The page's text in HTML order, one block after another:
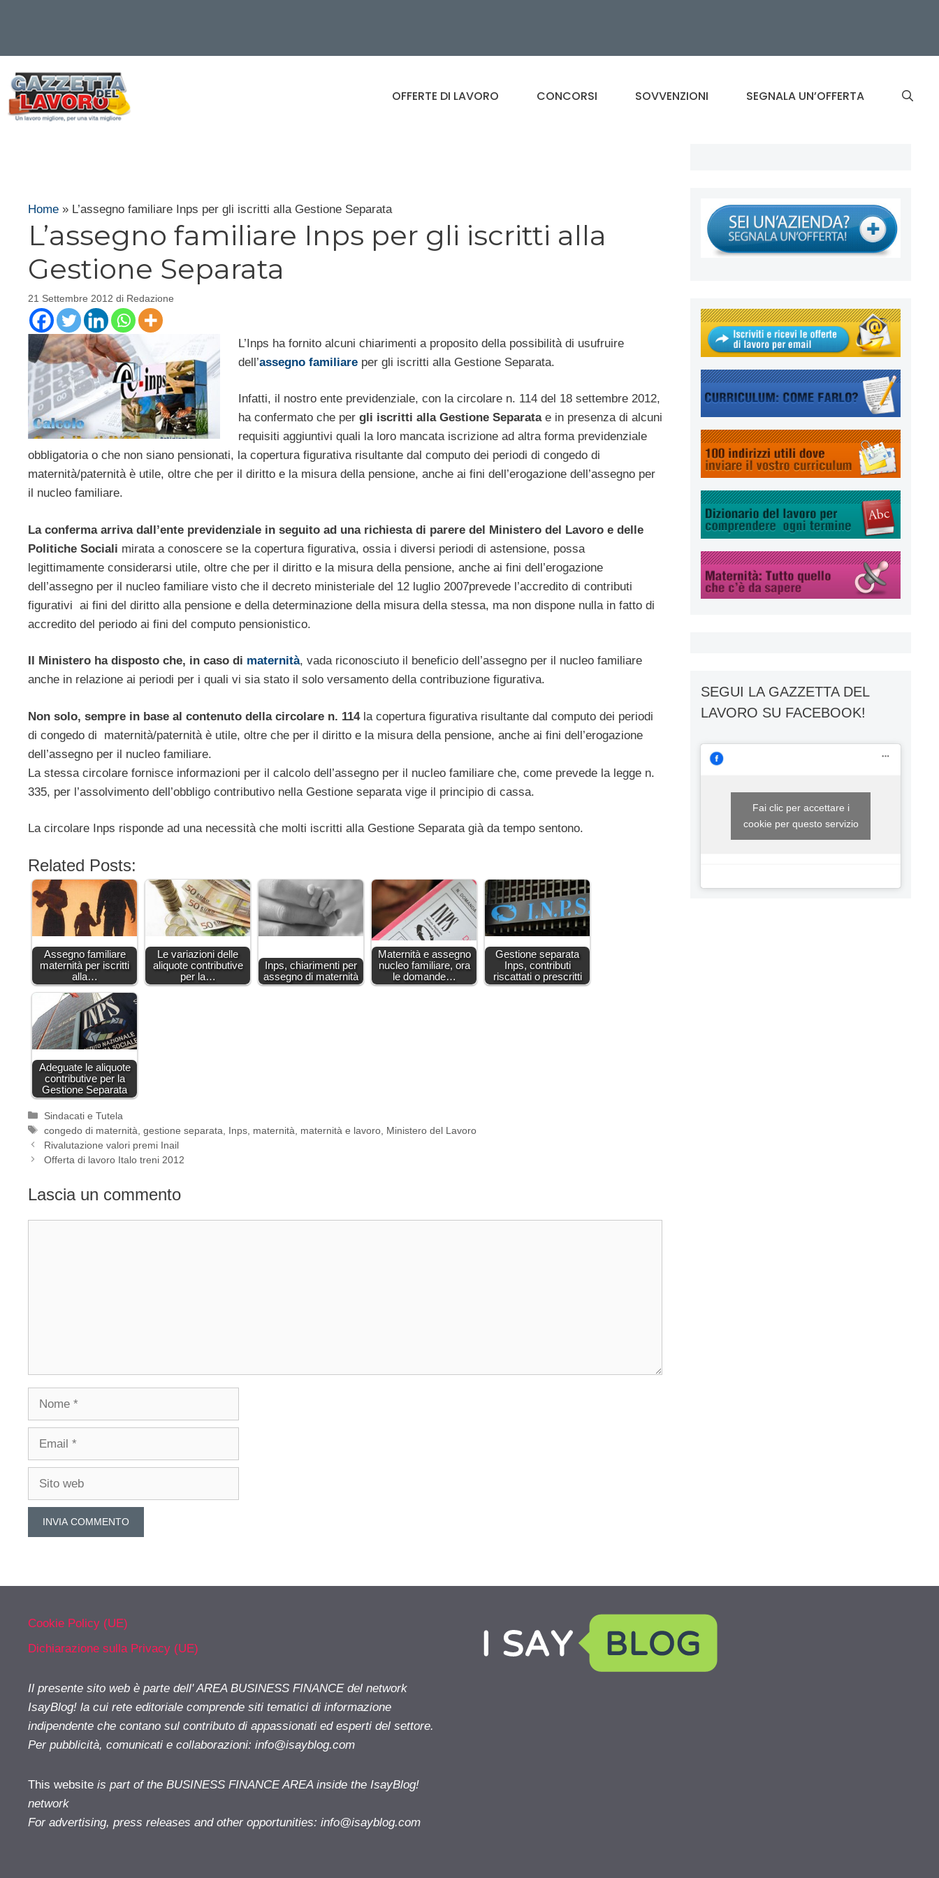
contenuto
OFFERTE DI LAVORO CONCORSI SOVVENZIONI SEGNALA UN’OFFERTA
Home » L’assegno familiare Inps per gli iscritti alla Gestione Separata
L’assegno familiare Inps per gli iscritti alla
Gestione Separata
21 Settembre 2012 di Redazione
L’Inps ha fornito alcuni chiarimenti a proposito della possibilità di usufruire
dell’assegno familiareper gli iscritti alla Gestione Separata.
Infatti, il nostro ente previdenziale, con la circolare n. 114 del 18 settembre 2012,
ha confermato che per gli iscritti alla Gestione Separatae in presenza di alcuni
requisiti aggiuntivi quali la loro mancata iscrizione ad altra forma previdenziale
obbligatoria o che non siano pensionati, la copertura figurativa risultante dal computo dei periodi di congedo di
maternità/paternità è utile, oltre che per il diritto e la misura della pensione, anche ai fini dell’erogazione dell’assegno per
il nucleo familiare.
La conferma arriva dall’ente previdenziale in seguito ad una richiesta di parere del Ministero del Lavoro e delle
Politiche Sociali mirata a conoscere se la copertura figurativa, ossia i diversi periodi di astensione, possa
legittimamente considerarsi utile, oltre che per il diritto e la misura della pensione, anche ai fini dell’erogazione
dell’assegno per il nucleo familiare visto che il decreto ministeriale del 12 luglio 2007prevede l’accredito di contributi
figurativi ai fini del diritto alla pensione e della determinazione della misura della stessa, ma non dispone nulla in fatto di
accredito del periodo ai fini del computo pensionistico.
Il Ministero ha disposto che, in caso di maternità, vada riconosciuto il beneficio dell’assegno per il nucleo familiare
anche in relazione ai periodi per i quali vi sia stato il solo versamento della contribuzione figurativa.
Non solo, sempre in base al contenuto della circolare n. 114la copertura figurativa risultante dal computo dei periodi
di congedo di maternità/paternità è utile, oltre che per il diritto e la misura della pensione, anche ai fini dell’erogazione
dell’assegno per il nucleo familiare.
La stessa circolare fornisce informazioni per il calcolo dell’assegno per il nucleo familiare che, come prevede la legge n.
335, per l’assolvimento dell’obbligo contributivo nella Gestione separata vige il principio di cassa.
La circolare Inps risponde ad una necessità che molti iscritti alla Gestione Separata già da tempo sentono.
Related Posts:
Assegno familiare
maternità per iscritti
alla…
Le variazioni delle
aliquote contributive
per la…
Inps, chiarimenti per
assegno di maternità
Maternità e assegno
nucleo familiare, ora
le domande…
Gestione separata
Inps, contributi
riscattati o prescritti
Adeguate le aliquote
contributive per la
Gestione Separata
Categorie
Sindacati e Tutela
Tag
congedo di maternità ,gestione separata Inps maternità maternità e lavoro Ministero del Lavoro
Rivalutazione valori premi Inail
Offerta di lavoro Italo treni 2012
Lascia un commento
Nome
Email
Sito
SEGUI LA GAZZETTA DEL
LAVORO SU FACEBOOK!
Fai clic per accettare i
cookie per questo servizio
Cookie Policy (UE)
Dichiarazione sulla Privacy (UE)
Il presente sito web è parte dell' AREA BUSINESS FINANCE del network
IsayBlog! la cui rete editoriale comprende siti tematici di informazione
indipendente che contano sul contributo di appassionati ed esperti del settore.
Per pubblicità, comunicati e collaborazioni: info@isayblog.com
This website is part of the BUSINESS FINANCE AREA inside the IsayBlog!
network
For advertising, press releases and other opportunities: info@isayblog.com